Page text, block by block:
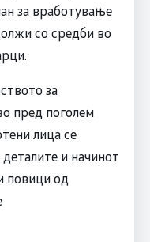
за вработување
со средби во
за
пред поголем
лица се
и начинот
повици од